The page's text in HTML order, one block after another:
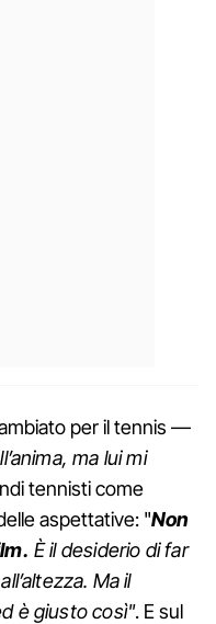
per il tennis —
ma lui mi
tennisti come
aspettative: "Non
È il desiderio di far
Ma il
è giusto così". E sul